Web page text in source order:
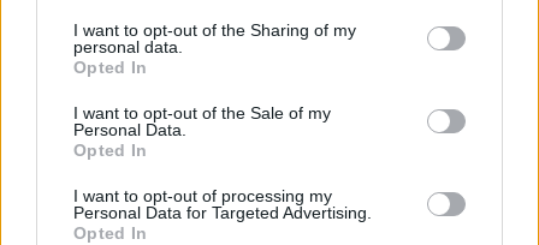
I want to opt-out of the Sharing of my
personal data.
Opted In
I want to opt-out of the Sale of my
Personal Data.
Opted In
I want to opt-out of processing my
Personal Data for Targeted Advertising.
Opted In
Manuel Zuliani (57), 22 Andy Uren (29), 23
Jacob Umaga (44).
Indisponibili: Edoardo Iachizzi, Gideon
Koegelenberg, Ignacio Mendy, Ivan Nemer,
Tiziano Pasquali, Onisi Ratave, Scott Scrafton,
Nahuel Tetaz, Giosué Zilocchi.